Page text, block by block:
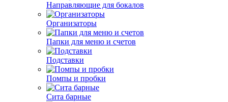
Направляющие для бокалов
Организаторы
Папки для меню и счетов
Подставки
Помпы и пробки
Сита барные